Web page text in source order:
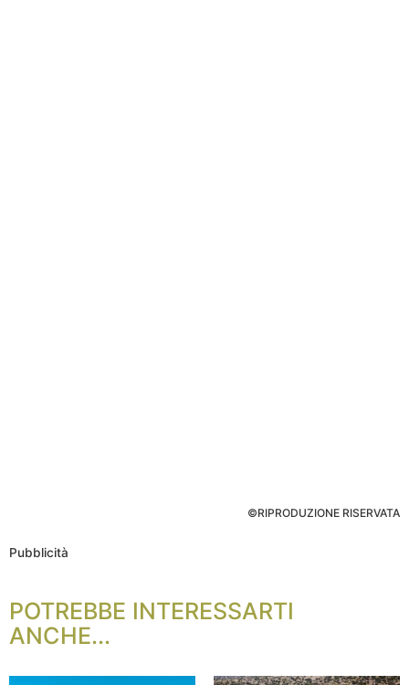
©RIPRODUZIONE RISERVATA
Pubblicità
POTREBBE INTERESSARTI
ANCHE...